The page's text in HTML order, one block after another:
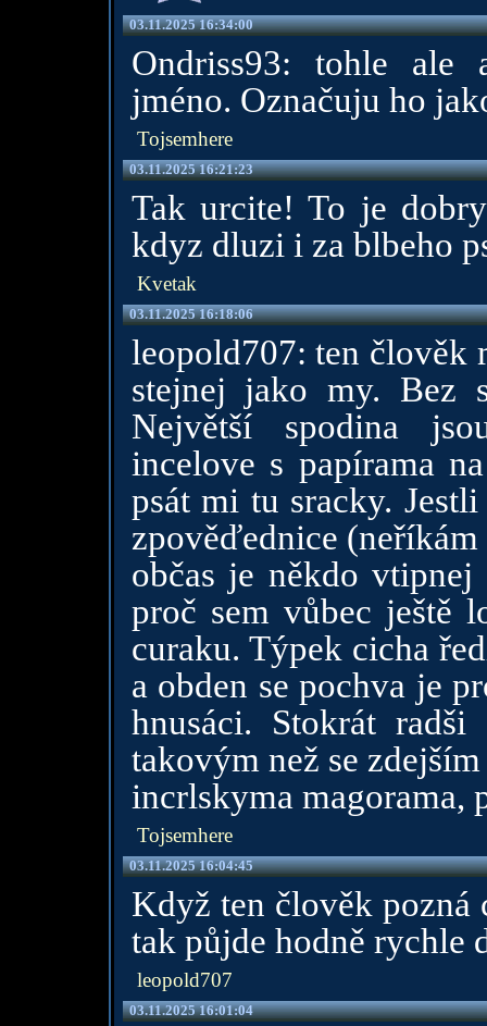
03.11.2025 16:34:00
Ondriss93: tohle ale
jméno. Označuju ho
Tojsemhere
03.11.2025 16:21:23
Tak urcite! To je
kdyz dluzi i za blbeho
Kvetak
03.11.2025 16:18:06
leopold707: ten člověk
stejnej jako my. Bez
Největší spodina
incelove s papírama
psát mi tu sracky.
zpověďednice
občas je někdo
proč sem vůbec ještě
curaku. Týpek cicha
a obden se pochva je
hnusáci. Stokrát
takovým než se
incrlskyma magorama,
Tojsemhere
03.11.2025 16:04:45
Když ten člověk pozná
tak půjde hodně rychle
leopold707
03.11.2025 16:01:04